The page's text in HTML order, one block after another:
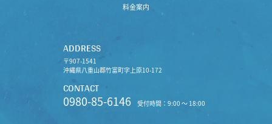
料金案内
ADDRESS
〒907-1541
沖縄県八重山郡竹富町字上原10-172
CONTACT
0980-85-6146 受付時間：9:00 〜 18:00